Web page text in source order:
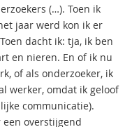
(…). Toen ik
jaar werd kon ik er
dacht ik: tja, ik ben
en nieren. En of ik nu
of als onderzoeker, ik
werker, omdat ik geloof
communicatie).
overstijgend